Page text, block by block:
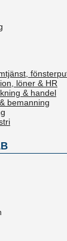
löner & HR
& handel
bemanning